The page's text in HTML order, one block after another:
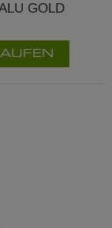
GOLD